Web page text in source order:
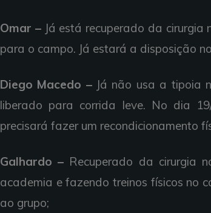
Omar –Já está recuperado da cirurgia
para o campo. Já estará a disposição
Diego Macedo –Já não usa a tipoia
liberado para corrida leve. No dia
precisará fazer um recondicionamento
Galhardo – Recuperado da cirurgia
academia e fazendo treinos físicos no
ao grupo;